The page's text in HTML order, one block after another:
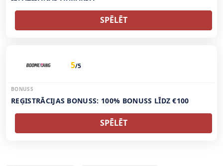
SPĒLĒT
5/5
BONUSS
REĢISTRĀCIJAS BONUSS: 100% BONUSS LĪDZ €100
SPĒLĒT